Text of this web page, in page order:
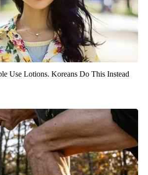
Use Lotions. Koreans Do This Instead